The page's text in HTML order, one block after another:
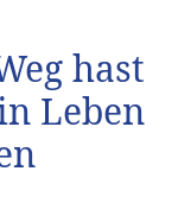
hast
Leben